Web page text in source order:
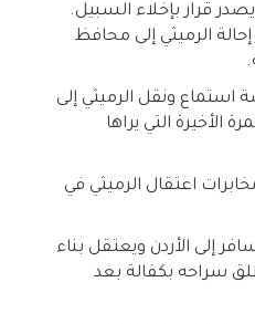
القاضي يصدر قرار بإخلاء السبيل.
الرميثي إلى محافظ
جلسة استماع ونقل الرميثي إلى
الأخيرة التي يراها
المخابرات اعتقال الرميثي في
يسافر إلى الأردن ويعتقل بناء
سراحه بكفالة بعد